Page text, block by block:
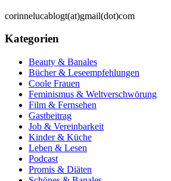
corinnelucablogt(at)gmail(dot)com
Kategorien
Beauty & Banales
Bücher & Leseempfehlungen
Coole Frauen
Feminismus & Weltverschwörung
Film & Fernsehen
Gastbeitrag
Job & Vereinbarkeit
Kinder & Küche
Leben & Lesen
Podcast
Promis & Diäten